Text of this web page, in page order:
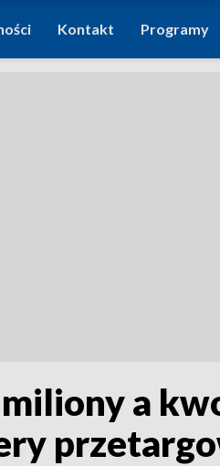
Kontakt Programy
a